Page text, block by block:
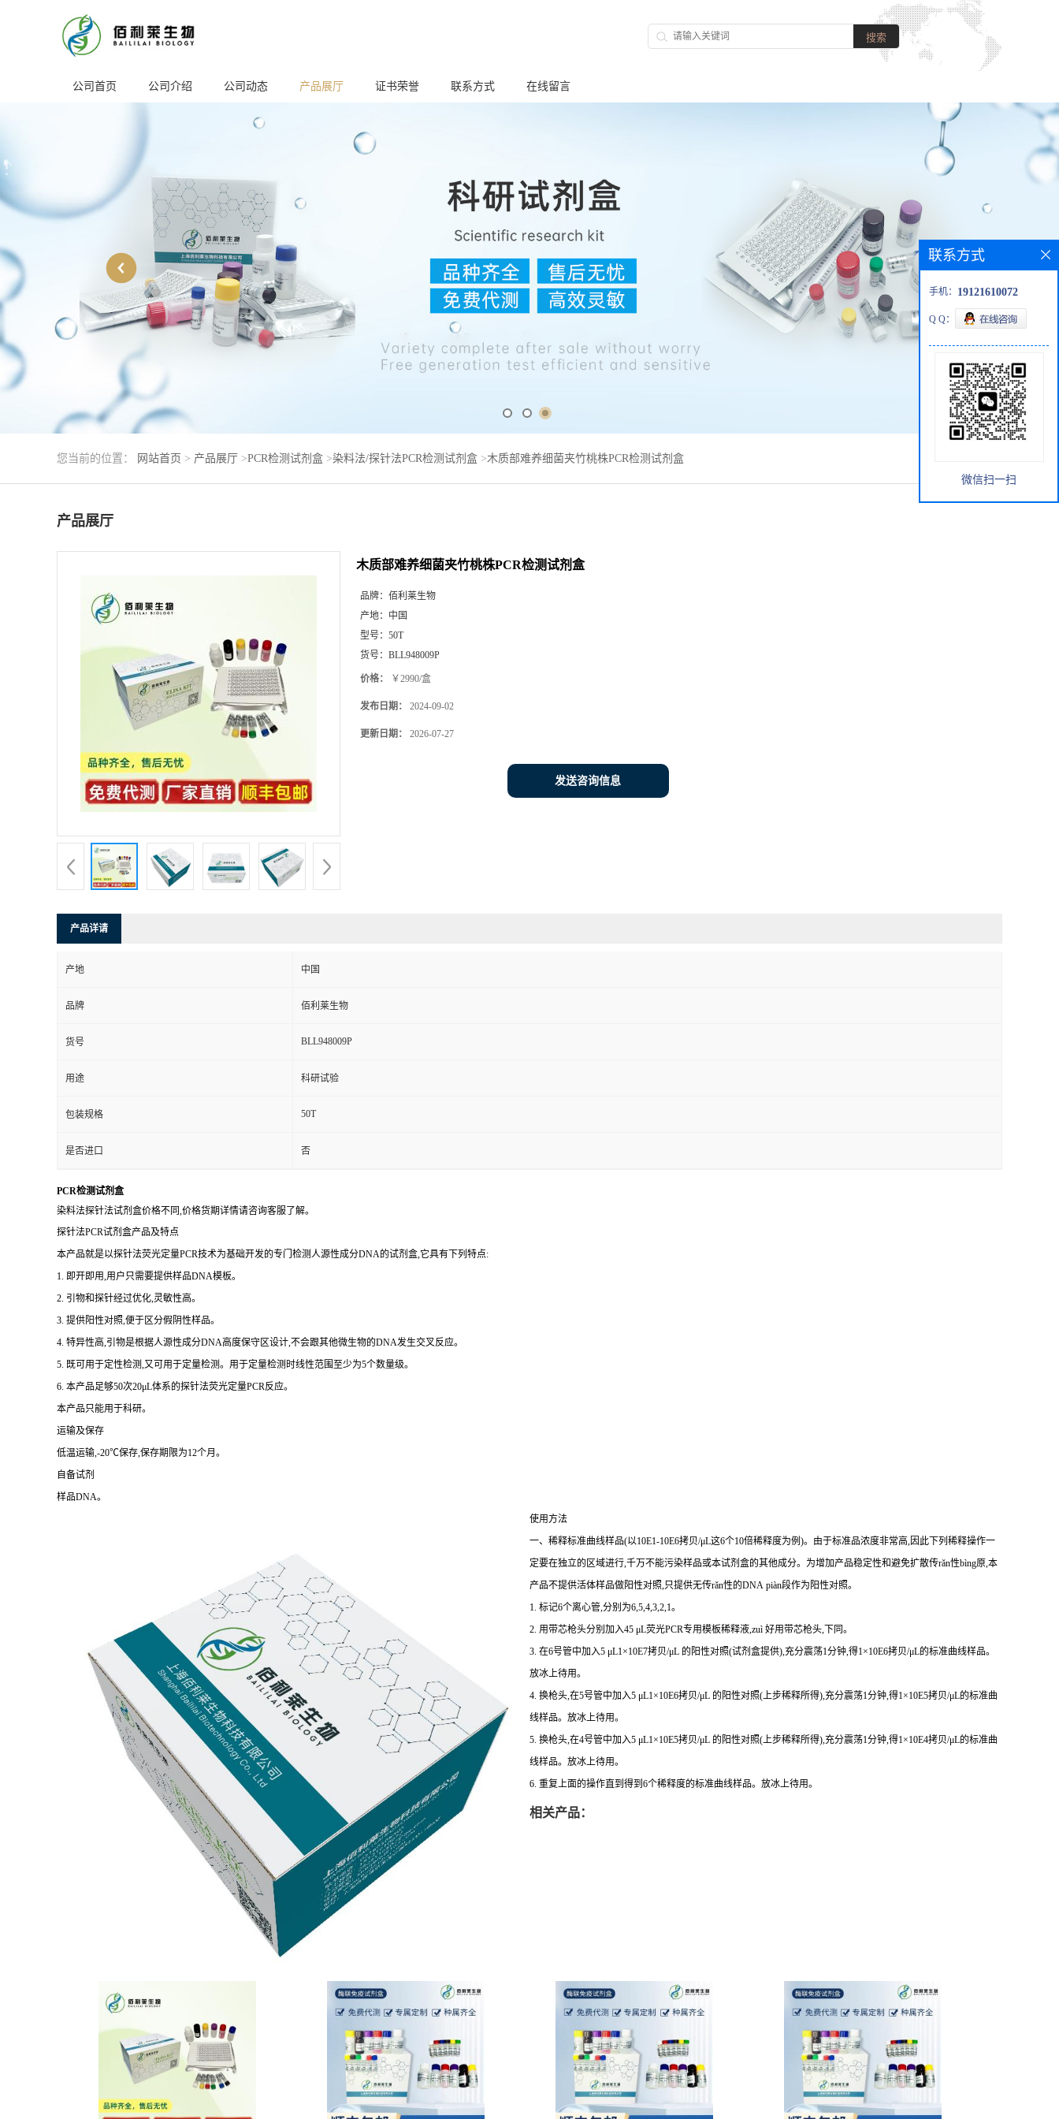
公司首页 公司介绍 公司动态 产品展厅 证书荣誉 联系方式 在线留言
您当前的位置： 网站首页 > 产品展厅 >PCR检测试剂盒 >染料法/探针法PCR检测试剂盒 >木质部难养细菌夹竹桃株PCR检测试剂盒
产品展厅
木质部难养细菌夹竹桃株PCR检测试剂盒
品牌： 佰利莱生物
产地： 中国
型号： 50T
货号： BLL948009P
价格： ￥2990/盒
发布日期： 2024-09-02
更新日期： 2026-07-27
发送咨询信息
产品详请
产地 中国
品牌 佰利莱生物
货号 BLL948009P
用途 科研试验
包装规格 50T
是否进口 否
PCR检测试剂盒
染料法探针法试剂盒价格不同,价格货期详情请咨询客服了解。
探针法PCR试剂盒产品及特点
本产品就是以探针法荧光定量PCR技术为基础开发的专门检测人源性成分DNA的试剂盒,它具有下列特点:
1. 即开即用,用户只需要提供样品DNA模板。
2. 引物和探针经过优化,灵敏性高。
3. 提供阳性对照,便于区分假阴性样品。
4. 特异性高,引物是根据人源性成分DNA高度保守区设计,不会跟其他微生物的DNA发生交叉反应。
5. 既可用于定性检测,又可用于定量检测。用于定量检测时线性范围至少为5个数量级。
6. 本产品足够50次20μL体系的探针法荧光定量PCR反应。
本产品只能用于科研。
运输及保存
低温运输,-20℃保存,保存期限为12个月。
自备试剂
样品DNA。
使用方法
一、稀释标准曲线样品(以10E1-10E6拷贝/μL这6个10倍稀释度为例)。由于标准品浓度非常高,因此下列稀释操作一
定要在独立的区域进行,千万不能污染样品或本试剂盒的其他成分。为增加产品稳定性和避免扩散传rǎn性bìng原,本
产品不提供活体样品做阳性对照,只提供无传rǎn性的DNA piàn段作为阳性对照。
1. 标记6个离心管,分别为6,5,4,3,2,1。
2. 用带芯枪头分别加入45 μL荧光PCR专用模板稀释液,zuì 好用带芯枪头,下同。
3. 在6号管中加入5 μL1×10E7拷贝/μL 的阳性对照(试剂盒提供),充分震荡1分钟,得1×10E6拷贝/μL的标准曲线样品。
放冰上待用。
4. 换枪头,在5号管中加入5 μL1×10E6拷贝/μL 的阳性对照(上步稀释所得),充分震荡1分钟,得1×10E5拷贝/μL的标准曲
线样品。放冰上待用。
5. 换枪头,在4号管中加入5 μL1×10E5拷贝/μL 的阳性对照(上步稀释所得),充分震荡1分钟,得1×10E4拷贝/μL的标准曲
线样品。放冰上待用。
6. 重复上面的操作直到得到6个稀释度的标准曲线样品。放冰上待用。
相关产品：
联系方式
手机： 19121610072
Q Q：
微信扫一扫